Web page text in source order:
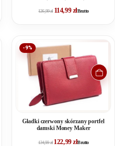
126,99zł 114,99 złBrutto
-9%
Gładki czerwony skórzany portfel
damski Money Maker
134,99zł 122,99złBrutto